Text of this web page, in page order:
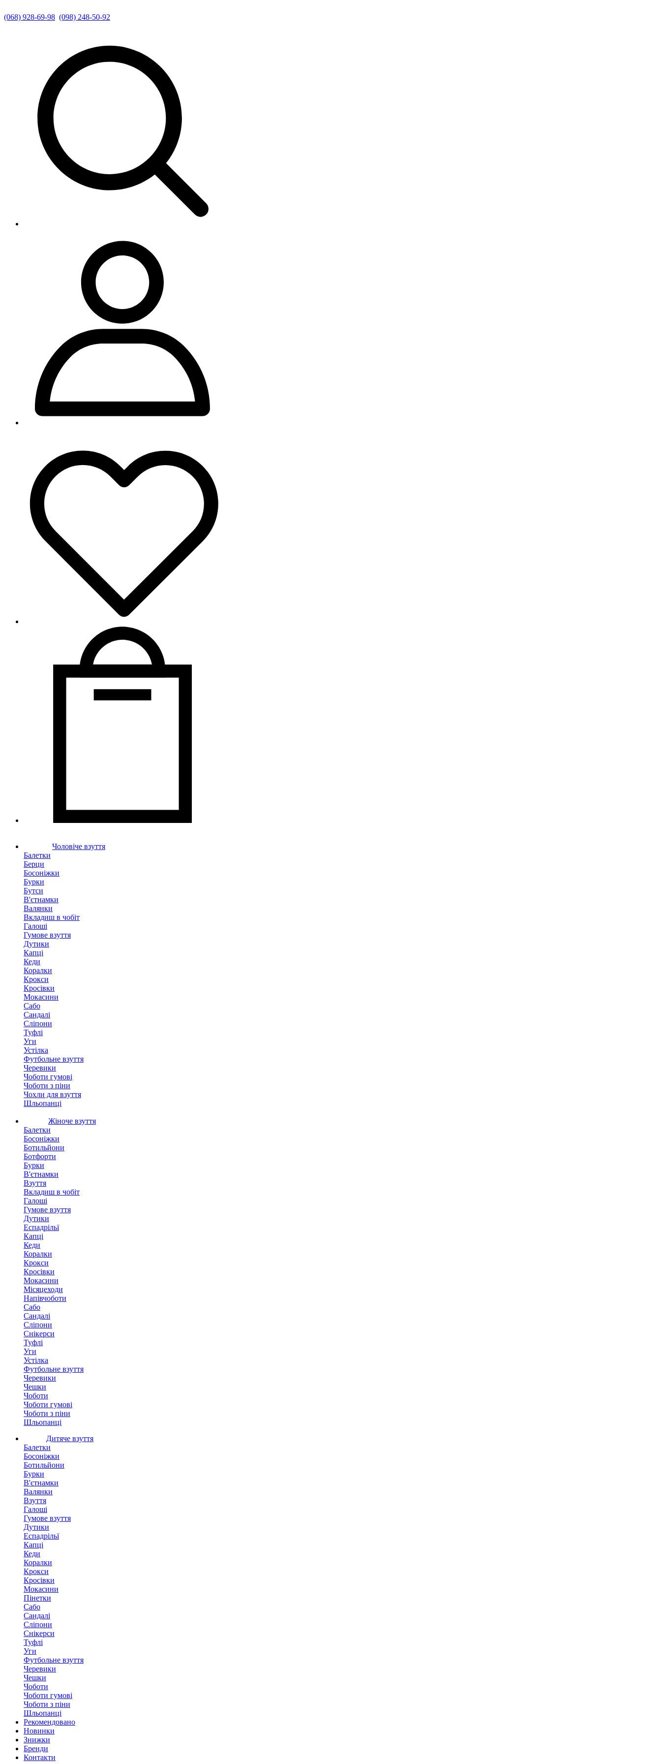
(068) 928-69-98 (098) 248-50-92
Чоловіче взуття
Балетки
Берци
Босоніжки
Бурки
Бутси
В'єтнамки
Валянки
Вкладиш в чобіт
Галоші
Гумове взуття
Дутики
Капці
Кеди
Коралки
Крокси
Кросівки
Мокасини
Сабо
Сандалі
Сліпони
Туфлі
Уги
Устілка
Футбольне взуття
Черевики
Чоботи гумові
Чоботи з піни
Чохли для взуття
Шльопанці
Жіноче взуття
Балетки
Босоніжки
Ботильйони
Ботфорти
Бурки
В'єтнамки
Взуття
Вкладиш в чобіт
Галоші
Гумове взуття
Дутики
Еспадрільї
Капці
Кеди
Коралки
Крокси
Кросівки
Мокасини
Місяцеходи
Напівчоботи
Сабо
Сандалі
Сліпони
Снікерси
Туфлі
Уги
Устілка
Футбольне взуття
Черевики
Чешки
Чоботи
Чоботи гумові
Чоботи з піни
Шльопанці
Дитяче взуття
Балетки
Босоніжки
Ботильйони
Бурки
В'єтнамки
Валянки
Взуття
Галоші
Гумове взуття
Дутики
Еспадрільї
Капці
Кеди
Коралки
Крокси
Кросівки
Мокасини
Пінетки
Сабо
Сандалі
Сліпони
Снікерси
Туфлі
Уги
Футбольне взуття
Черевики
Чешки
Чоботи
Чоботи гумові
Чоботи з піни
Шльопанці
Рекомендовано
Новинки
Знижки
Бренди
Контакти